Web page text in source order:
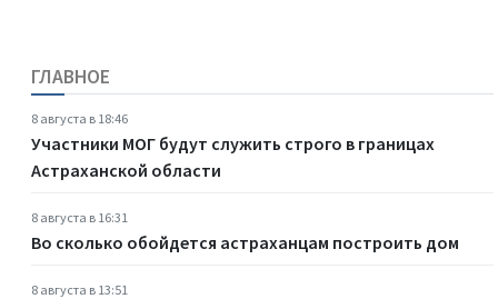
ГЛАВНОЕ
8 августа в 18:46
Участники МОГ будут служить строго в границах
Астраханской области
8 августа в 16:31
Во сколько обойдется астраханцам построить дом
8 августа в 13:51